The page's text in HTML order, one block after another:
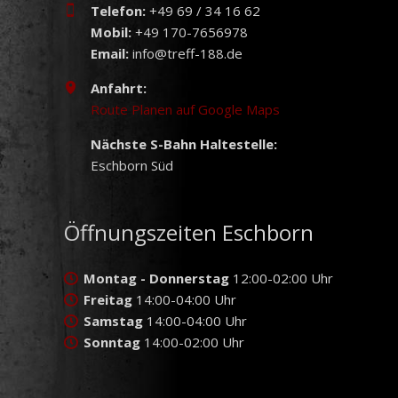
Telefon: +49 69 / 34 16 62
Mobil: +49 170-7656978
Email: info@treff-188.de
Anfahrt:
Route Planen auf Google Maps
Nächste S-Bahn Haltestelle:
Eschborn Süd
Öffnungszeiten Eschborn
Montag - Donnerstag 12:00-02:00 Uhr
Freitag 14:00-04:00 Uhr
Samstag 14:00-04:00 Uhr
Sonntag 14:00-02:00 Uhr